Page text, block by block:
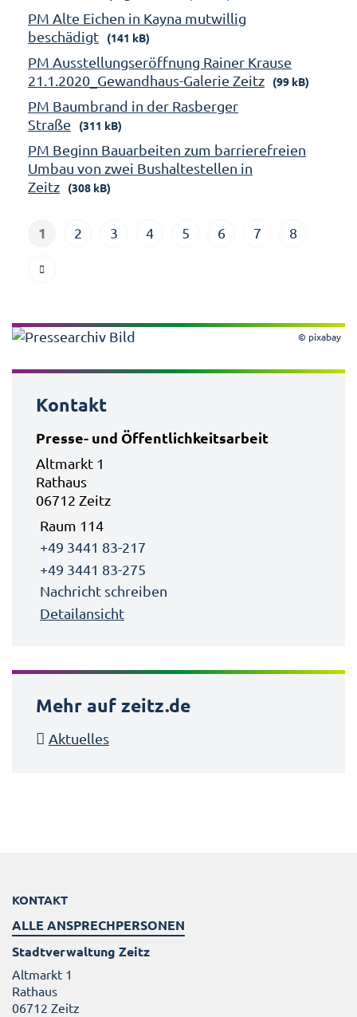
PM Alte Eichen in Kayna mutwillig
beschädigt
(141 kB)
PM Ausstellungseröffnung Rainer Krause
21.1.2020_Gewandhaus-Galerie Zeitz
(99 kB)
PM Baumbrand in der Rasberger
Straße
(311 kB)
PM Beginn Bauarbeiten zum barrierefreien
Umbau von zwei Bushaltestellen in
Zeitz
(308 kB)
1 2 3 4 5 6 7 8
© pixabay
Kontakt
Presse- und Öffentlichkeitsarbeit
Altmarkt 1
Rathaus
06712 Zeitz
Raum 114
+49 3441 83-217
+49 3441 83-275
Nachricht schreiben
Detailansicht
Mehr auf zeitz.de
Aktuelles
KONTAKT
ALLE ANSPRECHPERSONEN
Stadtverwaltung Zeitz
Altmarkt 1
Rathaus
06712 Zeitz